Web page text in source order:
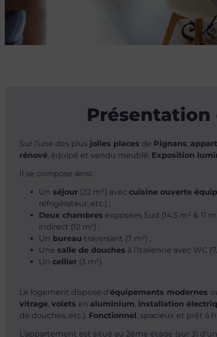
Présentation
Sur l’une des plus jolies places de Pignans,
rénové, équipé et vendu meublé. Exposition
Il se compose ainsi :
Un séjour (22 m²) avec cuisine ouverte
réfrigérateur, etc.) ;
Deux chambres exposées Sud (14.5 m² & 11
indirect (12 m²) ;
Un bureau traversant (7 m²) ;
Une salle de douches à l’Italienne avec WC
Un cellier (3 m²).
Le logement dispose d’équipements modernes
vitrage, volets en aluminium, installation
de douches, etc.). Fonctionnel, spacieux et prêt à
L’appartement est situé au 2ème étage (sur 3)